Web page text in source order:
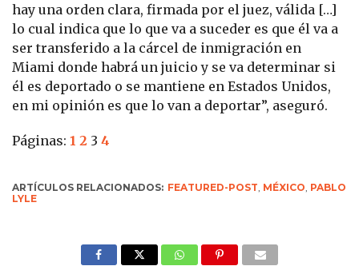
hay una orden clara, firmada por el juez, válida […]
lo cual indica que lo que va a suceder es que él va a
ser transferido a la cárcel de inmigración en
Miami donde habrá un juicio y se va determinar si
él es deportado o se mantiene en Estados Unidos,
en mi opinión es que lo van a deportar”, aseguró.
Páginas:1 2 3 4
ARTÍCULOS RELACIONADOS: FEATURED-POST, MÉXICO, PABLO
LYLE